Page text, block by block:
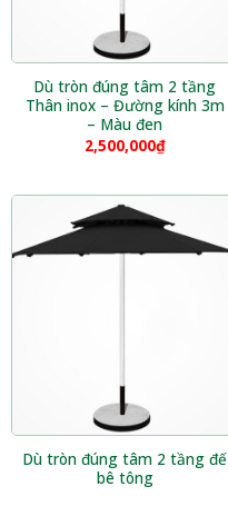
Dù tròn đúng tâm 2 tầng
Thân inox – Đường kính 3m
– Màu đen
2,500,000₫
Dù tròn đúng tâm 2 tầng đế
bê tông